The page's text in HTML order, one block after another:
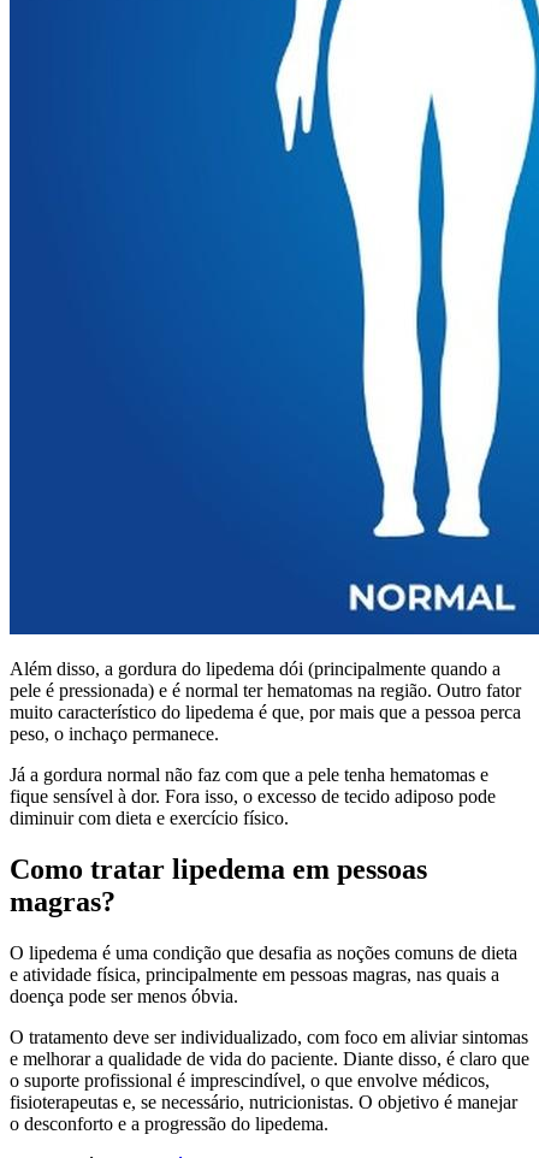
Além disso, a gordura do lipedema dói (principalmente quando a
pele é pressionada) e é normal ter hematomas na região. Outro fator
muito característico do lipedema é que, por mais que a pessoa perca
peso, o inchaço permanece.
Já a gordura normal não faz com que a pele tenha hematomas e
fique sensível à dor. Fora isso, o excesso de tecido adiposo pode
diminuir com dieta e exercício físico.
Como tratar lipedema em pessoas
magras?
O lipedema é uma condição que desafia as noções comuns de dieta
e atividade física, principalmente em pessoas magras, nas quais a
doença pode ser menos óbvia.
O tratamento deve ser individualizado, com foco em aliviar sintomas
e melhorar a qualidade de vida do paciente. Diante disso, é claro que
o suporte profissional é imprescindível, o que envolve médicos,
fisioterapeutas e, se necessário, nutricionistas. O objetivo é manejar
o desconforto e a progressão do lipedema.